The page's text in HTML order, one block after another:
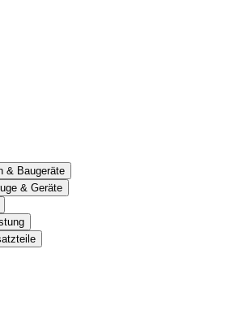
& Baugeräte
& Geräte